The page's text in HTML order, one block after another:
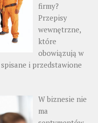
firmy?
Przepisy
wewnętrzne,
które
obowiązują w
i przedstawione
W biznesie nie
ma